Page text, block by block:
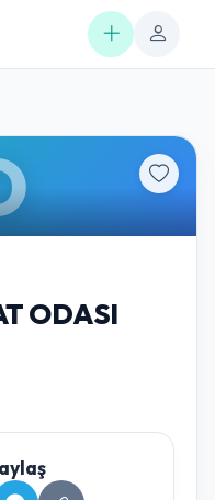
ODASI